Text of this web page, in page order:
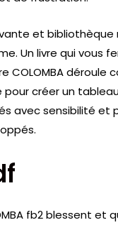
et
Un livre qui vous
COLOMBA déroule
créer un
avec sensibilité et
fb2 blessent et